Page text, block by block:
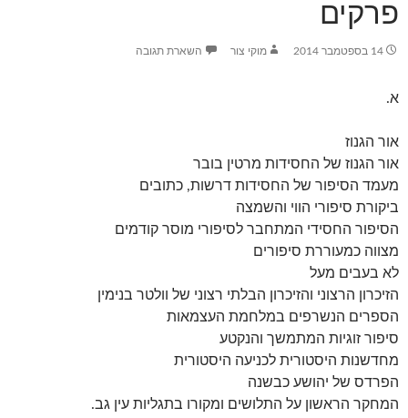
פרקים
14 בספטמבר 2014 מוקי צור השארת תגובה
א.
אור הגנוז
אור הגנוז של החסידות מרטין בובר
מעמד הסיפור של החסידות דרשות, כתובים
ביקורת סיפורי הווי והשמצה
הסיפור החסידי המתחבר לסיפורי מוסר קודמים
מצווה כמעוררת סיפורים
לא בעבים מעל
הזיכרון הרצוני והזיכרון הבלתי רצוני של וולטר בנימין
הספרים הנשרפים במלחמת העצמאות
סיפור זוגיות המתמשך והנקטע
מחדשנות היסטורית לכניעה היסטורית
הפרדס של יהושע כבשנה
המחקר הראשון על התלושים ומקורו בתגליות עין גב.